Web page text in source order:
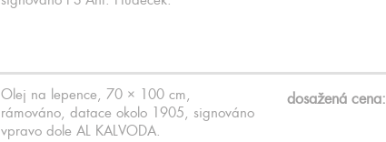
Olej na lepence, 70 × 100 cm,
rámováno, datace okolo 1905, signováno
vpravo dole AL KALVODA.
dosažená cena: